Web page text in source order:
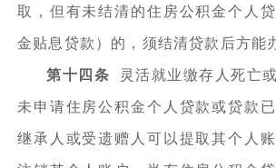
取，但有未结清的住房公积金个人
金贴息贷款）的，须结清贷款后方能
第十四条 灵活就业缴存人死亡
未申请住房公积金个人贷款或贷款
继承人或受遗赠人可以提取其个人